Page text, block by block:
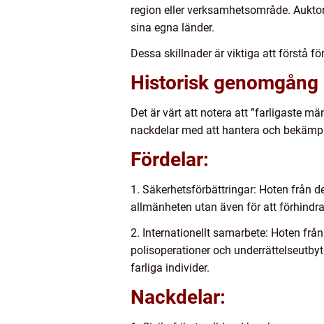
region eller verksamhetsområde.
sina egna länder.
Dessa skillnader är viktiga att förstå
Historisk
Det är värt att notera att ”farligaste
nackdelar med att hantera och
Fördelar:
1. Säkerhetsförbättringar: Hoten från
allmänheten utan även för att
2. Internationellt samarbete: Hoten
polisoperationer och
farliga individer.
Nackdelar: